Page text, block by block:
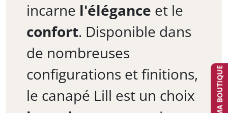
incarne l'élégance et le
confort. Disponible dans
de nombreuses
configurations et finitions,
le canapé Lill est un choix